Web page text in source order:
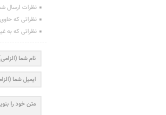
نظرات ارسال
نظراتی که
نظراتی که به